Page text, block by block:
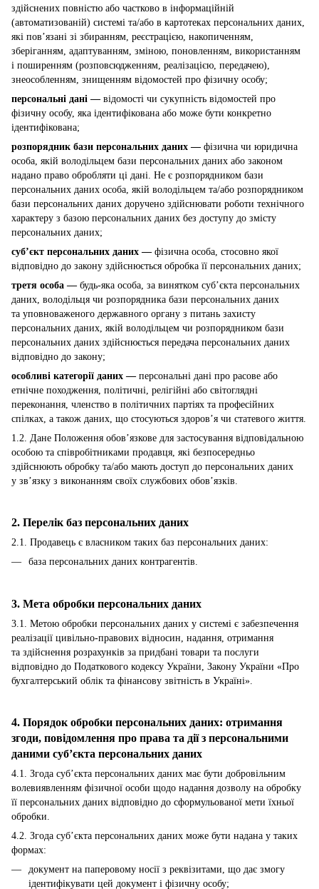
здійснених повністю або частково в інформаційній
(автоматизованій) системі та/або в картотеках персональних даних,
які пов’язані зі збиранням, реєстрацією, накопиченням,
зберіганням, адаптуванням, зміною, поновленням, використанням
і поширенням (розповсюдженням, реалізацією, передачею),
знеособленням, знищенням відомостей про фізичну особу;
персональні дані — відомості чи сукупність відомостей про
фізичну особу, яка ідентифікована або може бути конкретно
ідентифікована;
розпорядник бази персональних даних — фізична чи юридична
особа, якій володільцем бази персональних даних або законом
надано право обробляти ці дані. Не є розпорядником бази
персональних даних особа, якій володільцем та/або розпорядником
бази персональних даних доручено здійснювати роботи технічного
характеру з базою персональних даних без доступу до змісту
персональних даних;
суб’єкт персональних даних — фізична особа, стосовно якої
відповідно до закону здійснюється обробка її персональних даних;
третя особа — будь-яка особа, за винятком суб’єкта персональних
даних, володільця чи розпорядника бази персональних даних
та уповноваженого державного органу з питань захисту
персональних даних, якій володільцем чи розпорядником бази
персональних даних здійснюється передача персональних даних
відповідно до закону;
особливі категорії даних — персональні дані про расове або
етнічне походження, політичні, релігійні або світоглядні
переконання, членство в політичних партіях та професійних
спілках, а також даних, що стосуються здоров’я чи статевого життя.
1.2. Дане Положення обов’язкове для застосування відповідальною
особою та співробітниками продавця, які безпосередньо
здійснюють обробку та/або мають доступ до персональних даних
у зв’язку з виконанням своїх службових обов’язків.
2. Перелік баз персональних даних
2.1. Продавець є власником таких баз персональних даних:
база персональних даних контрагентів.
3. Мета обробки персональних даних
3.1. Метою обробки персональних даних у системі є забезпечення
реалізації цивільно-правових відносин, надання, отримання
та здійснення розрахунків за придбані товари та послуги
відповідно до Податкового кодексу України, Закону України «Про
бухгалтерський облік та фінансову звітність в Україні».
4. Порядок обробки персональних даних: отримання
згоди, повідомлення про права та дії з персональними
даними суб’єкта персональних даних
4.1. Згода суб’єкта персональних даних має бути добровільним
волевиявленням фізичної особи щодо надання дозволу на обробку
її персональних даних відповідно до сформульованої мети їхньої
обробки.
4.2. Згода суб’єкта персональних даних може бути надана у таких
формах:
документ на паперовому носії з реквізитами, що дає змогу
ідентифікувати цей документ і фізичну особу;